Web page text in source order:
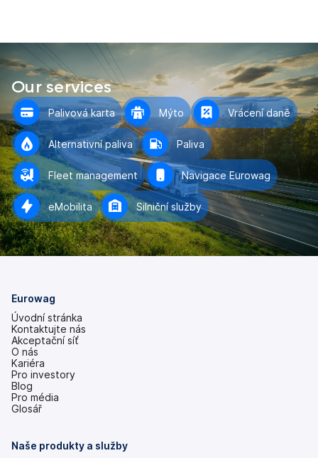
Our services
Palivová karta Mýto Vrácení daně
Alternativní paliva Paliva
Fleet management Navigace Eurowag
eMobilita Silniční služby
Eurowag
Úvodní stránka
Kontaktujte nás
Akceptační síť
O nás
Kariéra
Pro investory
(se
v
nových
Blog
Pro média
Glosář
Naše produkty a služby